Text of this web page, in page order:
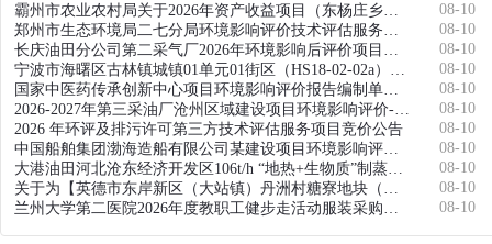
霸州市农业农村局关于2026年资产收益项目（东杨庄乡下坊村现代农事综合服务中心）环境影响评价服务询价函
08-10
郑州市生态环境局二七分局环境影响评价技术评估服务项目比选采购公告
08-10
长庆油田分公司第二采气厂2026年环境影响后评价项目公开招标公告
08-10
宁波市海曙区古林镇城镇01单元01街区（HS18-02-02a）地块土壤污染状况调查 建设项目环境影响报告书（表）技术评估 比选公告
08-10
国家中医药传承创新中心项目环境影响评价报告编制单位、安全技术服务报告编制及验收单位招标(一、二标段)竞争性磋商公告
08-10
2026-2027年第三采油厂沧州区域建设项目环境影响评价-临时
08-10
2026 年环评及排污许可第三方技术评估服务项目竞价公告
08-10
中国船舶集团渤海造船有限公司某建设项目环境影响评价技术服务采购公告（第2次）
08-10
大港油田河北沧东经济开发区106t/h “地热+生物质”制蒸汽项目环境影响报告书编制
08-10
关于为【英德市东岸新区（大站镇）丹洲村糖寮地块（权属人郭亚福）地上附着物及鱼类养殖损失价值评估】公开选取【建设项目环境影响评价，价格评估，土地评估】机构的公告
08-10
兰州大学第二医院2026年度教职工健步走活动服装采购，3号楼医疗暂存间环境影响评价及竣工环境保护验收，院内维修工程项目预算编制，院内维修工程项目结算审核，心理卫生科图书项目采购公告（LDEYZHCG2026-25）
08-10